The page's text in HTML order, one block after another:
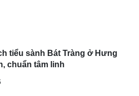
tiểu sành Bát Tràng ở Hưng
chuẩn tâm linh